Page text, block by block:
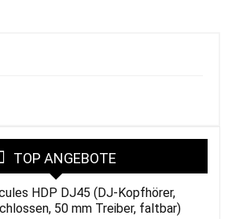
TOP ANGEBOTE
HDP DJ45 (DJ-Kopfhörer,
50 mm Treiber, faltbar)